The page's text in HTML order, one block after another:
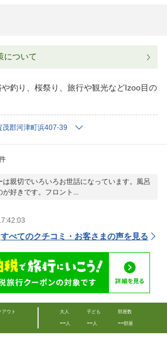
について
釣り、桜祭り、旅行や観光などIzoo目の
郡河津町浜407-39
親切でいろいろお世話になっています。風呂
好きです。フロント...
すべてのクチコミ・お客さまの声を見る
アウト 大人
--人
子ども
--人
部屋数
--部屋